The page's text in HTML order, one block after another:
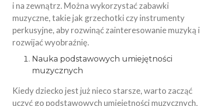
i na zewnątrz. Można wykorzystać zabawki
muzyczne, takie jak grzechotki czy instrumenty
perkusyjne, aby rozwinąć zainteresowanie muzyką i
rozwijać wyobraźnię.
Nauka podstawowych umiejętności
muzycznych
Kiedy dziecko jest już nieco starsze, warto zacząć
uczyć go podstawowych umiejętności muzycznych,